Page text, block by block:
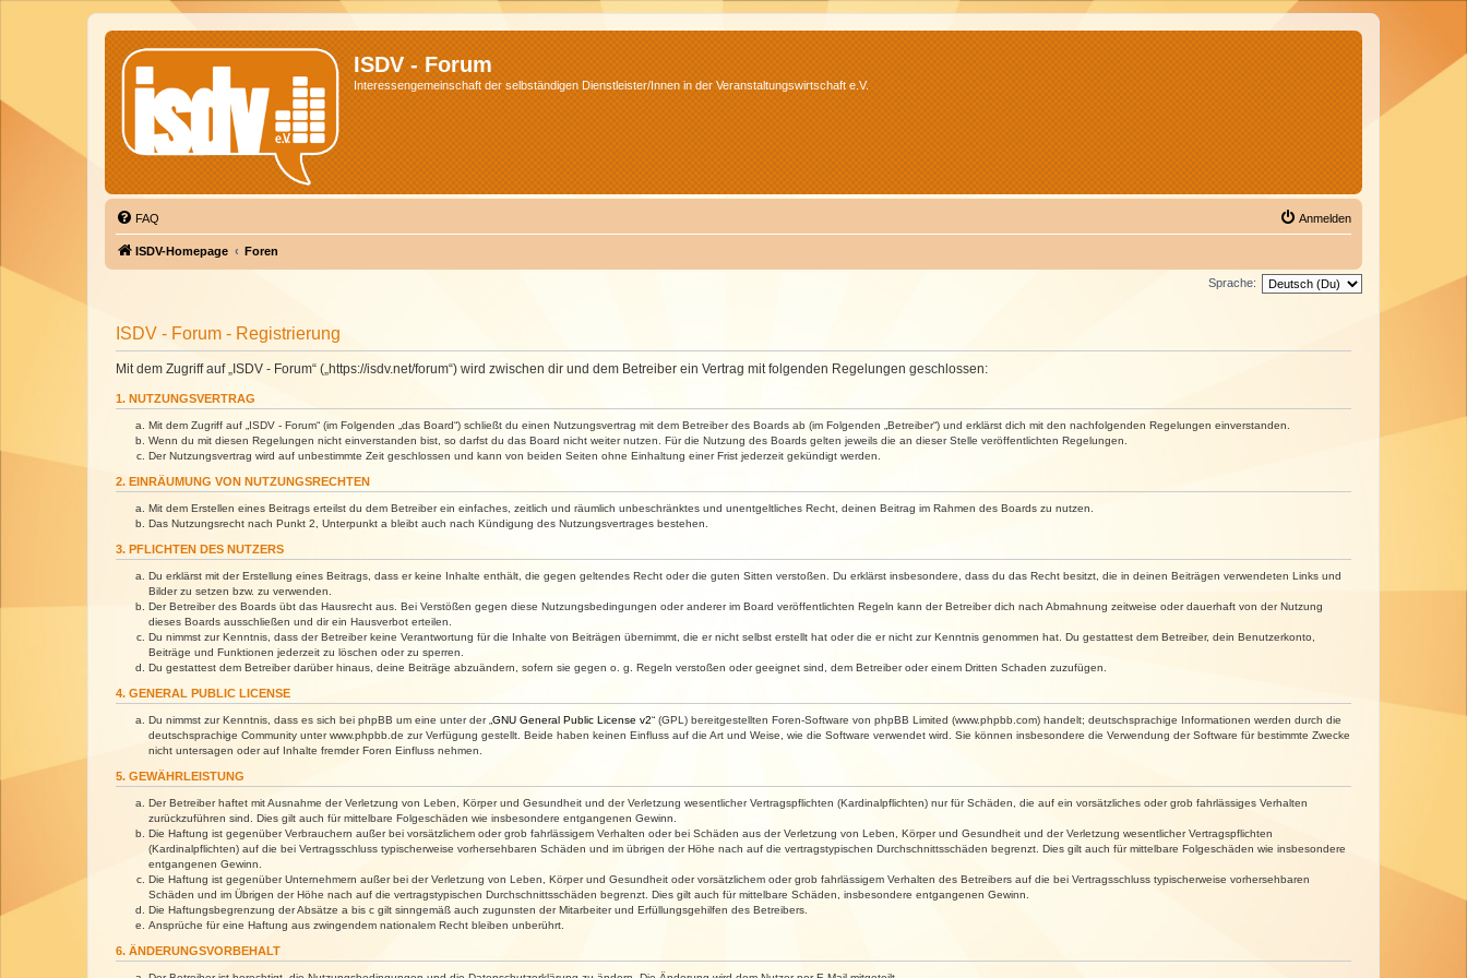
ISDV - Forum
Interessengemeinschaft der selbständigen Dienstleister/Innen in der Veranstaltungswirtschaft e.V.
FAQ Anmelden
ISDV-Homepage Foren
Sprache:
ISDV - Forum - Registrierung
Mit dem Zugriff auf „ISDV - Forum“ („https://isdv.net/forum“) wird zwischen dir und dem Betreiber ein Vertrag mit folgenden Regelungen geschlossen:
1. NUTZUNGSVERTRAG
Mit dem Zugriff auf „ISDV - Forum“ (im Folgenden „das Board“) schließt du einen Nutzungsvertrag mit dem Betreiber des Boards ab (im Folgenden „Betreiber“) und erklärst dich mit den nachfolgenden Regelungen einverstanden.
Wenn du mit diesen Regelungen nicht einverstanden bist, so darfst du das Board nicht weiter nutzen. Für die Nutzung des Boards gelten jeweils die an dieser Stelle veröffentlichten Regelungen.
Der Nutzungsvertrag wird auf unbestimmte Zeit geschlossen und kann von beiden Seiten ohne Einhaltung einer Frist jederzeit gekündigt werden.
2. EINRÄUMUNG VON NUTZUNGSRECHTEN
Mit dem Erstellen eines Beitrags erteilst du dem Betreiber ein einfaches, zeitlich und räumlich unbeschränktes und unentgeltliches Recht, deinen Beitrag im Rahmen des Boards zu nutzen.
Das Nutzungsrecht nach Punkt 2, Unterpunkt a bleibt auch nach Kündigung des Nutzungsvertrages bestehen.
3. PFLICHTEN DES NUTZERS
Du erklärst mit der Erstellung eines Beitrags, dass er keine Inhalte enthält, die gegen geltendes Recht oder die guten Sitten verstoßen. Du erklärst insbesondere, dass du das Recht besitzt, die in deinen Beiträgen verwendeten Links und
Bilder zu setzen bzw. zu verwenden.
Der Betreiber des Boards übt das Hausrecht aus. Bei Verstößen gegen diese Nutzungsbedingungen oder anderer im Board veröffentlichten Regeln kann der Betreiber dich nach Abmahnung zeitweise oder dauerhaft von der Nutzung
dieses Boards ausschließen und dir ein Hausverbot erteilen.
Du nimmst zur Kenntnis, dass der Betreiber keine Verantwortung für die Inhalte von Beiträgen übernimmt, die er nicht selbst erstellt hat oder die er nicht zur Kenntnis genommen hat. Du gestattest dem Betreiber, dein Benutzerkonto,
Beiträge und Funktionen jederzeit zu löschen oder zu sperren.
Du gestattest dem Betreiber darüber hinaus, deine Beiträge abzuändern, sofern sie gegen o. g. Regeln verstoßen oder geeignet sind, dem Betreiber oder einem Dritten Schaden zuzufügen.
4. GENERAL PUBLIC LICENSE
Du nimmst zur Kenntnis, dass es sich bei phpBB um eine unter der „ GNU General Public License v2“ (GPL) bereitgestellten Foren-Software von phpBB Limited (www.phpbb.com) handelt; deutschsprachige Informationen werden durch die
deutschsprachige Community unter www.phpbb.de zur Verfügung gestellt. Beide haben keinen Einfluss auf die Art und Weise, wie die Software verwendet wird. Sie können insbesondere die Verwendung der Software für bestimmte Zwecke
nicht untersagen oder auf Inhalte fremder Foren Einfluss nehmen.
5. GEWÄHRLEISTUNG
Der Betreiber haftet mit Ausnahme der Verletzung von Leben, Körper und Gesundheit und der Verletzung wesentlicher Vertragspflichten (Kardinalpflichten) nur für Schäden, die auf ein vorsätzliches oder grob fahrlässiges Verhalten
zurückzuführen sind. Dies gilt auch für mittelbare Folgeschäden wie insbesondere entgangenen Gewinn.
Die Haftung ist gegenüber Verbrauchern außer bei vorsätzlichem oder grob fahrlässigem Verhalten oder bei Schäden aus der Verletzung von Leben, Körper und Gesundheit und der Verletzung wesentlicher Vertragspflichten
(Kardinalpflichten) auf die bei Vertragsschluss typischerweise vorhersehbaren Schäden und im übrigen der Höhe nach auf die vertragstypischen Durchschnittsschäden begrenzt. Dies gilt auch für mittelbare Folgeschäden wie insbesondere
entgangenen Gewinn.
Die Haftung ist gegenüber Unternehmern außer bei der Verletzung von Leben, Körper und Gesundheit oder vorsätzlichem oder grob fahrlässigem Verhalten des Betreibers auf die bei Vertragsschluss typischerweise vorhersehbaren
Schäden und im Übrigen der Höhe nach auf die vertragstypischen Durchschnittsschäden begrenzt. Dies gilt auch für mittelbare Schäden, insbesondere entgangenen Gewinn.
Die Haftungsbegrenzung der Absätze a bis c gilt sinngemäß auch zugunsten der Mitarbeiter und Erfüllungsgehilfen des Betreibers.
Ansprüche für eine Haftung aus zwingendem nationalem Recht bleiben unberührt.
6. ÄNDERUNGSVORBEHALT